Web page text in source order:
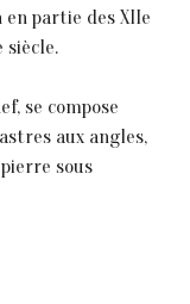
partie des XIIe
siècle.
se compose
aux angles,
sous